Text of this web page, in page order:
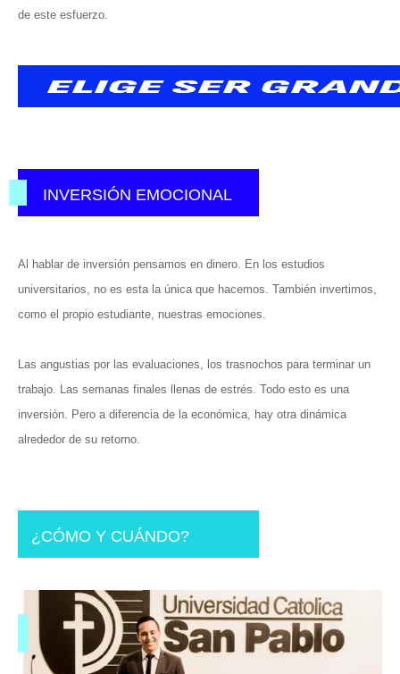
de este esfuerzo.
INVERSIÓN EMOCIONAL
Al hablar de inversión pensamos en dinero. En los estudios
universitarios, no es esta la única que hacemos. También invertimos,
como el propio estudiante, nuestras emociones.
Las angustias por las evaluaciones, los trasnochos para terminar un
trabajo. Las semanas finales llenas de estrés. Todo esto es una
inversión. Pero a diferencia de la económica, hay otra dinámica
alrededor de su retorno.
¿CÓMO Y CUÁNDO?